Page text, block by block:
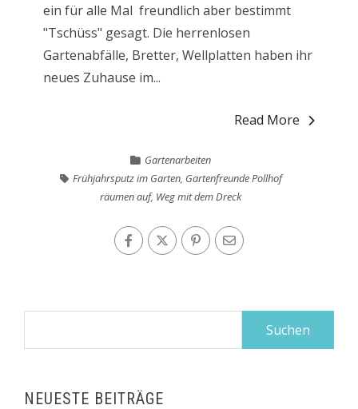
ein für alle Mal freundlich aber bestimmt
"Tschüss" gesagt. Die herrenlosen
Gartenabfälle, Bretter, Wellplatten haben ihr
neues Zuhause im...
Read More
Gartenarbeiten
Frühjahrsputz im Garten, Gartenfreunde Pollhof
räumen auf, Weg mit dem Dreck
NEUESTE BEITRÄGE